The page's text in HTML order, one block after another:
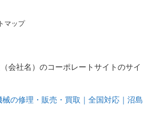
マップ
会社名）のコーポレートサイトのサ
械の修理・販売・買取｜全国対応｜沼